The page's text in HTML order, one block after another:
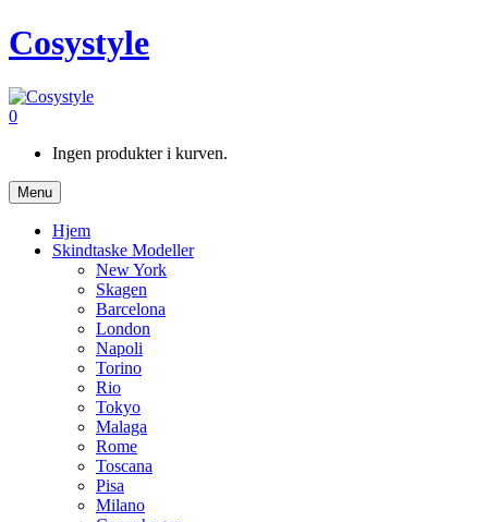
Cosystyle
0
Ingen produkter i kurven.
Menu
Hjem
Skindtaske Modeller
New York
Skagen
Barcelona
London
Napoli
Torino
Rio
Tokyo
Malaga
Rome
Toscana
Pisa
Milano